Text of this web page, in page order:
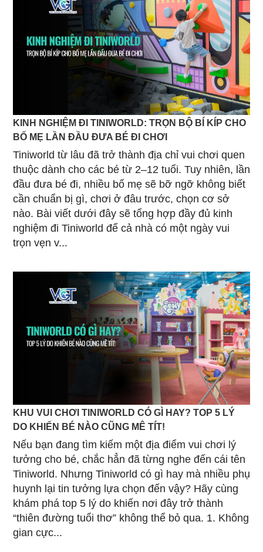
KINH NGHIỆM ĐI TINIWORLD: TRỌN BỘ BÍ KÍP CHO
BỐ MẸ LẦN ĐẦU ĐƯA BÉ ĐI CHƠI
Tiniworld từ lâu đã trở thành địa chỉ vui chơi quen
thuộc dành cho các bé từ 2–12 tuổi. Tuy nhiên, lần
đầu đưa bé đi, nhiều bố mẹ sẽ bỡ ngỡ không biết
cần chuẩn bị gì, chơi ở đâu trước, chọn cơ sở
nào. Bài viết dưới đây sẽ tổng hợp đầy đủ kinh
nghiệm đi Tiniworld để cả nhà có một ngày vui
trọn vẹn v...
KHU VUI CHƠI TINIWORLD CÓ GÌ HAY? TOP 5 LÝ
DO KHIẾN BÉ NÀO CŨNG MÊ TÍT!
Nếu bạn đang tìm kiếm một địa điểm vui chơi lý
tưởng cho bé, chắc hẳn đã từng nghe đến cái tên
Tiniworld. Nhưng Tiniworld có gì hay mà nhiều phụ
huynh lại tin tưởng lựa chọn đến vậy? Hãy cùng
khám phá top 5 lý do khiến nơi đây trở thành
“thiên đường tuổi thơ” không thể bỏ qua. 1. Không
gian cực...